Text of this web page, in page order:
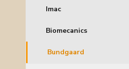
Imac
Biomecanics
Bundgaard